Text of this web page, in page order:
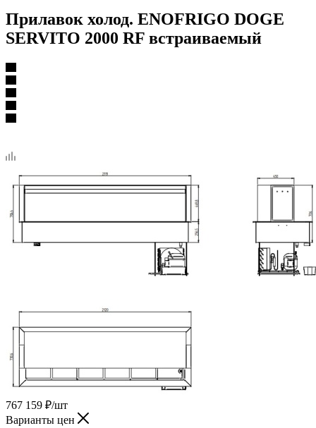
Прилавок холод. ENOFRIGO DOGE
SERVITO 2000 RF встраиваемый
767 159 ₽/шт
Варианты цен